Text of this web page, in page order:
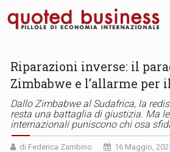
Riparazioni inverse: il
Zimbabwe e l’allarme per
Dallo Zimbabwe al Sudafrica, la
resta una battaglia di giustizia. Ma
internazionali puniscono chi osa
di Federica Zambino
16 Maggio,